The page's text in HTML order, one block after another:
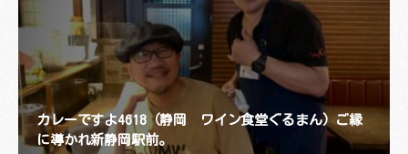
カレーですよ4618（静岡 ワイン食堂ぐるまん）ご縁
に導かれ新静岡駅前。